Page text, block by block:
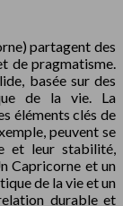
partagent des
de pragmatisme.
basée sur des
de la vie. La
éléments clés de
peuvent se
et leur stabilité,
Capricorne et un
de la vie et un
durable et